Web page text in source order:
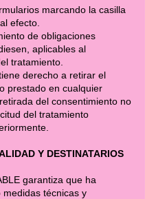
marcando la casilla
efecto.
de obligaciones
aplicables al
tratamiento.
derecho a retirar el
prestado en cualquier
del consentimiento no
del tratamiento
Y DESTINATARIOS
garantiza que ha
medidas técnicas y